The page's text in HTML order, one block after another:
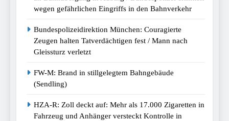
wegen gefährlichen Eingriffs in den Bahnverkehr
Bundespolizeidirektion München: Couragierte
Zeugen halten Tatverdächtigen fest / Mann nach
Gleissturz verletzt
FW-M: Brand in stillgelegtem Bahngebäude
(Sendling)
HZA-R: Zoll deckt auf: Mehr als 17.000 Zigaretten in
Fahrzeug und Anhänger versteckt Kontrolle in